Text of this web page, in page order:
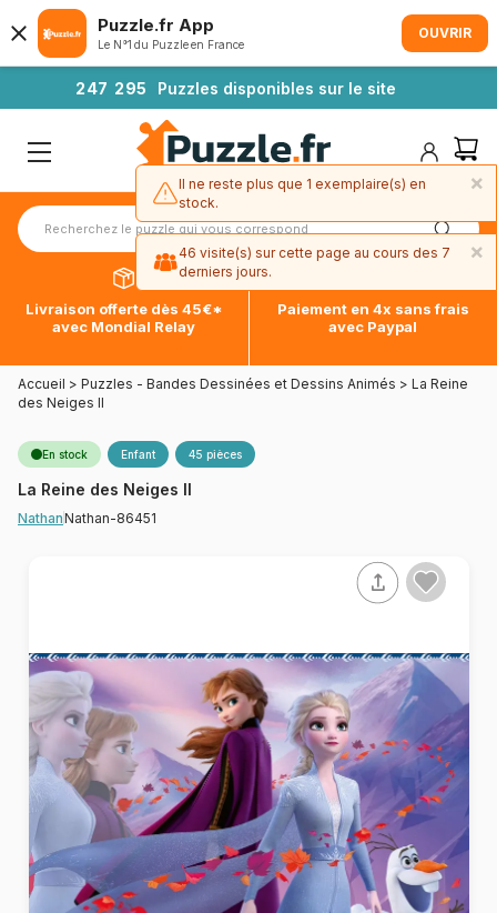
247 295 Puzzles disponibles sur le site
Livraison offerte dès 45€*
avec Mondial Relay
Paiement en 4x sans frais
avec Paypal
Accueil > Puzzles - Bandes Dessinées et Dessins Animés > La Reine
des Neiges II
En stock Enfant 45 pièces
La Reine des Neiges II
NathanNathan-86451
Puzzle.fr App
Le N°1 du Puzzle en France
OUVRIR
×
Il ne reste plus que 1 exemplaire(s) en
stock.
×
46 visite(s) sur cette page au cours des 7
derniers jours.